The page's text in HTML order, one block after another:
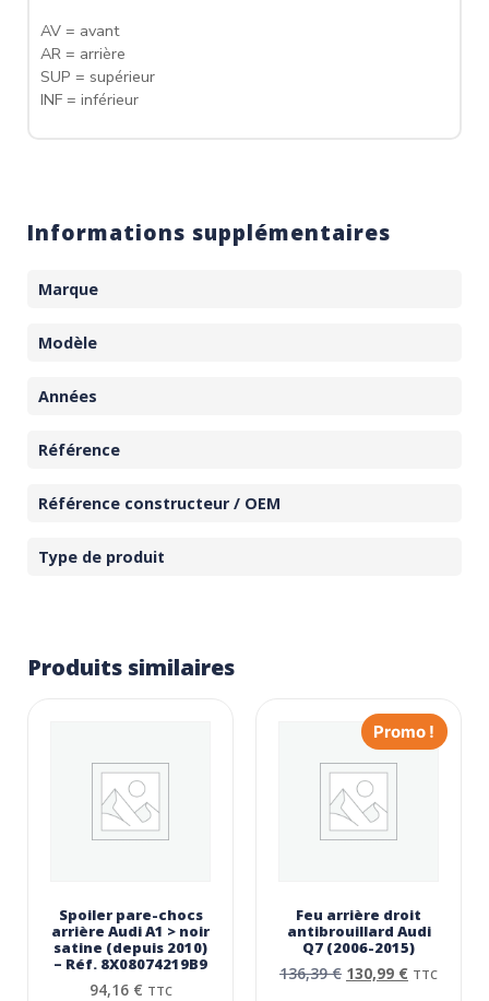
AV = avant
AR = arrière
SUP = supérieur
INF = inférieur
Informations supplémentaires
Marque
Modèle
Années
Référence
Référence constructeur / OEM
Type de produit
Produits similaires
Spoiler pare-chocs
arrière Audi A1 > noir
satine (depuis 2010)
– Réf. 8X08074219B9
94,16 € TTC
Promo !
Feu arrière droit
antibrouillard Audi
Q7 (2006-2015)
136,39€ 130,99 € TTC